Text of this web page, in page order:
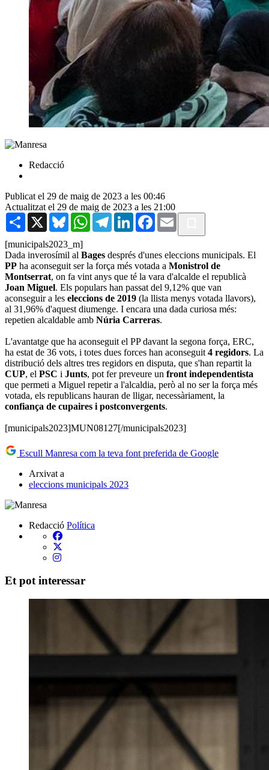
Redacció
Publicat el 29 de maig de 2023 a les 00:46
Actualitzat el 29 de maig de 2023 a les 21:00
Share X BlueskyWhatsAppTelegramLinkedInFacebook
Email
[municipals2023_m]
Dada inverosímil al Bages després d'unes eleccions municipals. El
PP ha aconseguit ser la força més votada a Monistrol de
Montserrat, on fa vint anys que té la vara d'alcalde el republicà
Joan Miguel. Els populars han passat del 9,12% que van
aconseguir a les eleccions de 2019 (la llista menys votada llavors),
al 31,96% d'aquest diumenge. I encara una dada curiosa més:
repetien alcaldable amb Núria Carreras.
L'avantatge que ha aconseguit el PP davant la segona força, ERC,
ha estat de 36 vots, i totes dues forces han aconseguit 4 regidors. La
distribució dels altres tres regidors en disputa, que s'han repartit la
CUP, el PSC i Junts, pot fer preveure un front independentista
que permeti a Miguel repetir a l'alcaldia, però al no ser la força més
votada, els republicans hauran de lligar, necessàriament, la
confiança de cupaires i postconvergents.
[municipals2023]MUN08127[/municipals2023]
Escull Manresa com la teva font preferida de Google
Arxivat a
eleccions municipals 2023
Redacció Política
Et pot interessar